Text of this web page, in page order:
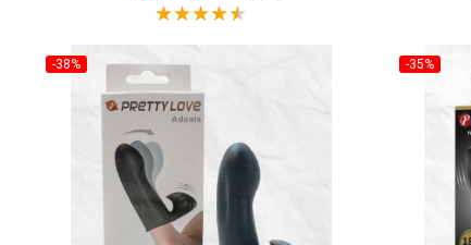
-38%
-35%